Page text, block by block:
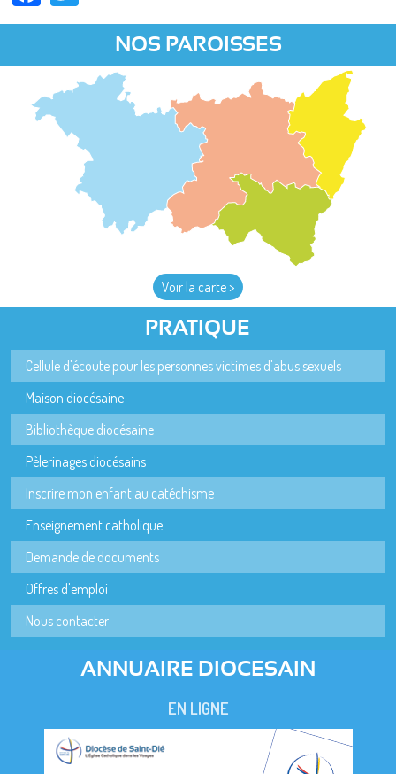
NOS PAROISSES
Voir la carte >
PRATIQUE
Cellule d'écoute pour les personnes victimes d'abus sexuels
Maison diocésaine
Bibliothèque diocésaine
Pèlerinages diocésains
Inscrire mon enfant au catéchisme
Enseignement catholique
Demande de documents
Offres d'emploi
Nous contacter
ANNUAIRE DIOCESAIN
EN LIGNE